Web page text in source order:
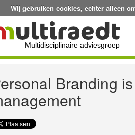
Wij gebruiken cookies, echter alleen
Multidisciplinaire adviesgroep
Branding